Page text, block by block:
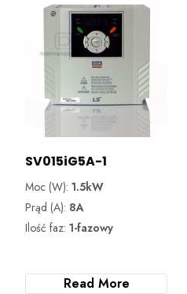
SV015iG5A-1
Moc (W):1.5kW
Prąd (A): 8A
Ilość faz:1-fazowy
Read More